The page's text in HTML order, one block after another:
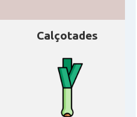
Calçotades